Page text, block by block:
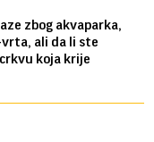
zbog akvaparka,
ali da li ste
koja krije